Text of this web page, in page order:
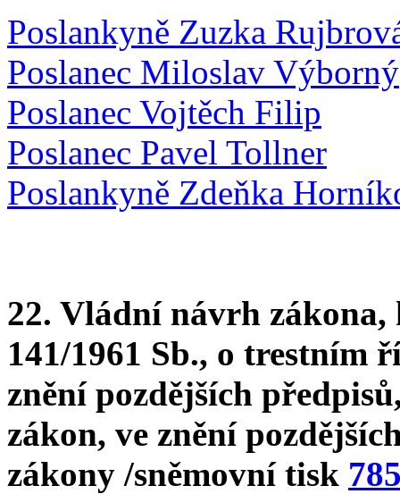
Poslankyně Zuzka
Poslanec Miloslav Výborný
Poslanec Vojtěch Filip
Poslanec Pavel Tollner
Poslankyně Zdeňka
22. Vládní návrh zákona,
141/1961 Sb., o trestním
znění pozdějších
zákon, ve znění
zákony /sněmovní tisk